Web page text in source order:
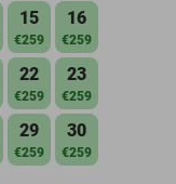
15
€259
16
€259
22
€259
23
€259
29
€259
30
€259